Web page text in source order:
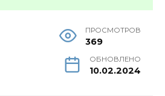
ПРОСМОТРОВ
369
ОБНОВЛЕНО
10.02.2024